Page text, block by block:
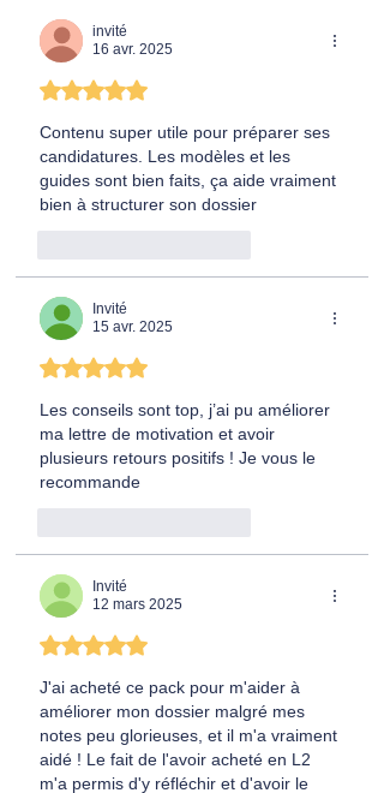
invité
16 avr. 2025
Noté 5 étoiles sur 5.
Contenu super utile pour préparer ses
candidatures. Les modèles et les
guides sont bien faits, ça aide vraiment
bien à structurer son dossier
Invité
15 avr. 2025
Noté 5 étoiles sur 5.
Les conseils sont top, j’ai pu améliorer
ma lettre de motivation et avoir
plusieurs retours positifs ! Je vous le
recommande
Invité
12 mars 2025
Noté 5 étoiles sur 5.
J'ai acheté ce pack pour m'aider à
améliorer mon dossier malgré mes
notes peu glorieuses, et il m'a vraiment
aidé ! Le fait de l'avoir acheté en L2
m'a permis d'y réfléchir et d'avoir le